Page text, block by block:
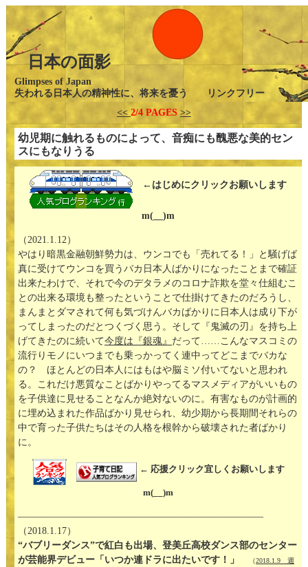
日本の面影
Glimpses of Japan
失われる日本人の精神性に、将来を憂う リンクフリー
<< 2/4 PAGES >>
幼児期に触れるものによって、音痴にも醜悪な美的セン
スにもなりうる
←はじめにクリックお願いします
m(__)m
（2021.1.12）
やはり暗黒金融朝鮮勢力は、ウンコでも「売れてる！」と騒げば
真に受けてウンコを買うバカ日本人ばかりになったことまで確証
出来たわけで、それで今のデタラメのコロナ詐欺を堂々仕組むこ
との出来る環境も整ったということで仕掛けてきたのだろうし、
まんまとダマされて何も気づけんバカばかりに日本人は成り下が
ってしまったのだとつくづく思う。そして『鬼滅の刃』を持ち上
げてきたのに続いて今度は『銀魂』 だって……こんなマスコミの
流行りモノにいつまでも乗っかってく連中ってどこまでバカな
の？ ほとんどの日本人にはもはや脳ミソ付いてないと思われ
る。これだけ悪質なことばかりやってるマスメディアがいいもの
を子供達に見せることなんか絶対ないのに。有害なものが計画的
に埋め込まれた作品ばかり見せられ、幼少期から長期間それらの
中で育った子供たちはその人格を根幹から破壊された者ばかり
に。
← 応援クリック宜しくお願いします
m(__)m
—————————————————————————–
（2018.1.17）
“バブリーダンス”で紅白も出場、登美丘高校ダンス部のセンター
が芸能界デビュー「いつか連ドラに出たいです！」
（2018.1.9 週